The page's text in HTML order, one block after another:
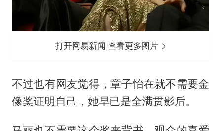
打开网易新闻 查看更多图片
不过也有网友觉得，章子怡在就不需要金
像奖证明自己，她早已是全满贯影后。